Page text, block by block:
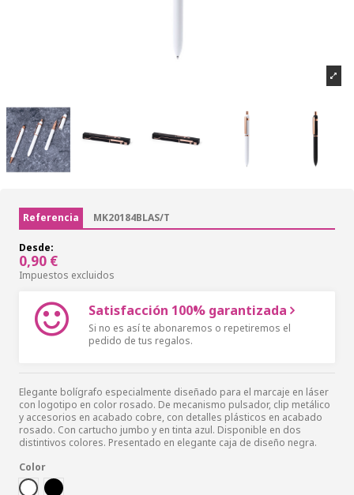
Referencia MK20184BLAS/T
Desde:
0,90 €
Impuestos excluidos
Satisfacción 100% garantizada
Si no es así te abonaremos o repetiremos el
pedido de tus regalos.
Elegante bolígrafo especialmente diseñado para el marcaje en láser
con logotipo en color rosado. De mecanismo pulsador, clip metálico
y accesorios en acabado cobre, con detalles plásticos en acabado
rosado. Con cartucho jumbo y en tinta azul. Disponible en dos
distintivos colores. Presentado en elegante caja de diseño negra.
Color
BLA
NEG